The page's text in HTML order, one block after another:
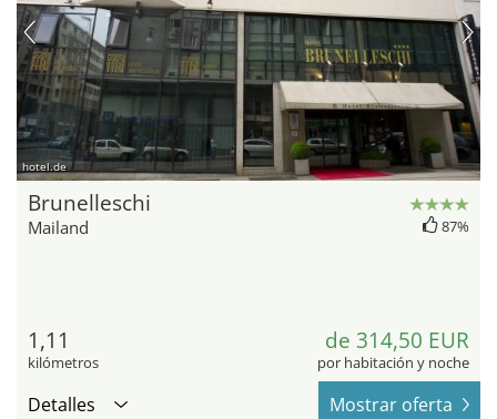
hotel.de
Brunelleschi
Mailand 87%
1,11
kilómetros
de 314,50 EUR
por habitación y noche
Detalles Mostrar oferta